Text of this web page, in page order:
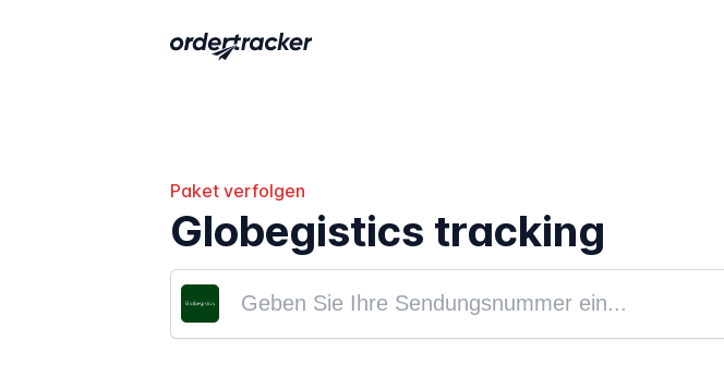
Paket verfolgen
Globegistics tracking